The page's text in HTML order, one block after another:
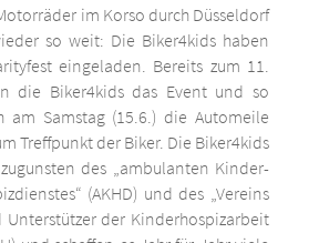
im Korso durch Düsseldorf
so weit: Die Biker4kids haben
eingeladen. Bereits zum 11.
die Biker4kids das Event und so
am Samstag (15.6.) die Automeile
Treffpunkt der Biker. Die Biker4kids
des „ambulanten Kinder-
(AKHD) und des „Vereins
Unterstützer der Kinderhospizarbeit